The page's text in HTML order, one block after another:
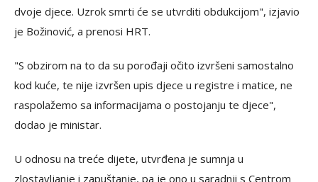
dvoje djece. Uzrok smrti će se utvrditi obdukcijom", izjavio
je Božinović, a prenosi HRT.
"S obzirom na to da su porođaji očito izvršeni samostalno
kod kuće, te nije izvršen upis djece u registre i matice, ne
raspolažemo sa informacijama o postojanju te djece",
dodao je ministar.
U odnosu na treće dijete, utvrđena je sumnja u
zlostavljanje i zapuštanje, pa je ono u saradnji s Centrom